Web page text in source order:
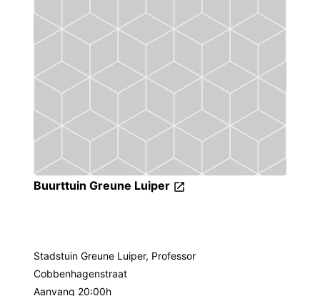
Buurttuin Greune Luiper
Stadstuin Greune Luiper, Professor
Cobbenhagenstraat
Aanvang 20:00h